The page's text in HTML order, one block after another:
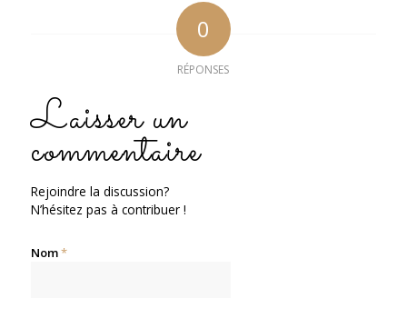
0
RÉPONSES
Laisser un
commentaire
Rejoindre la discussion?
N’hésitez pas à contribuer !
Nom*